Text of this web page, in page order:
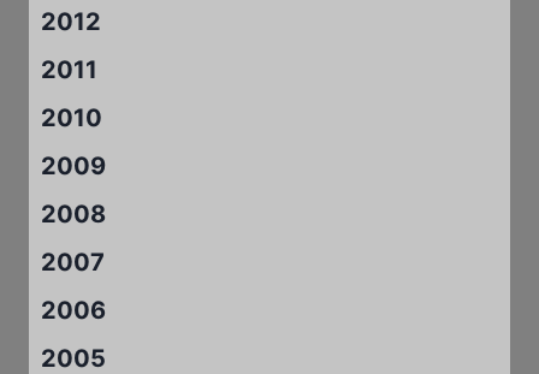
2012
2011
2010
2009
2008
2007
2006
2005